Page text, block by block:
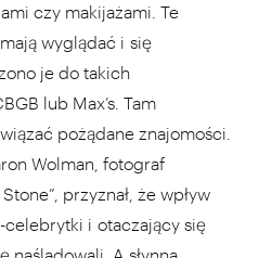
czy makijażami. Te
wyglądać i się
je do takich
lub Max’s. Tam
pożądane znajomości.
Wolman, fotograf
przyznał, że wpływ
celebrytki i otaczający się